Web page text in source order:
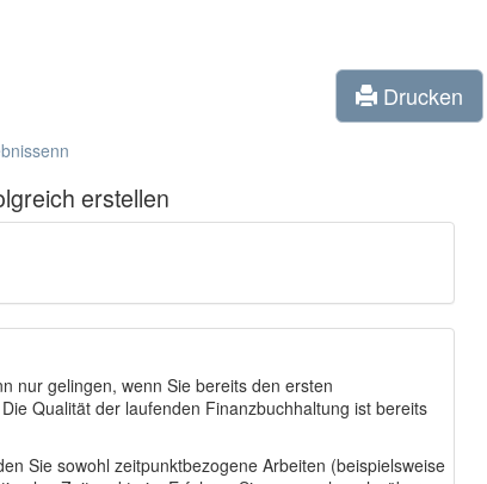
Drucken
erstellen
nur gelingen, wenn Sie bereits den ersten
Qualität der laufenden Finanzbuchhaltung ist bereits
Sie sowohl zeitpunktbezogene Arbeiten (beispielsweise